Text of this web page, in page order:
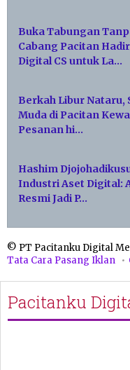
Buka Tabungan
Cabang Pacitan
Digital CS untuk La…
Berkah Libur Nataru,
Muda di Pacitan
Pesanan hi…
Hashim
Industri Aset Digital:
Resmi Jadi P…
© PT Pacitanku Digital
Tata Cara Pasang Iklan
Pacitanku